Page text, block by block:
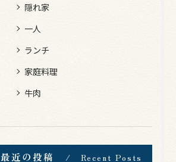
隠れ家
一人
ランチ
家庭料理
牛肉
最近の投稿 Recent Posts